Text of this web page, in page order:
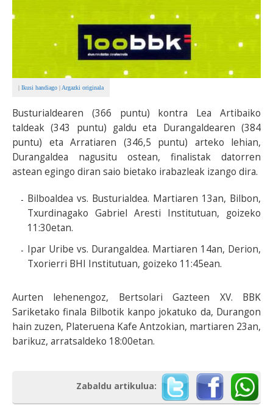
| Ikusi handiago | Argazki originala
Busturialdearen (366 puntu) kontra Lea Artibaiko
taldeak (343 puntu) galdu eta Durangaldearen (384
puntu) eta Arratiaren (346,5 puntu) arteko lehian,
Durangaldea nagusitu ostean, finalistak datorren
astean egingo diran saio bietako irabazleak izango dira.
Bilboaldea vs. Busturialdea. Martiaren 13an, Bilbon,
Txurdinagako Gabriel Aresti Institutuan, goizeko
11:30etan.
Ipar Uribe vs. Durangaldea. Martiaren 14an, Derion,
Txorierri BHI Institutuan, goizeko 11:45ean.
Aurten lehenengoz, Bertsolari Gazteen XV. BBK
Sariketako finala Bilbotik kanpo jokatuko da, Durangon
hain zuzen, Plateruena Kafe Antzokian, martiaren 23an,
barikuz, arratsaldeko 18:00etan.
Zabaldu artikulua: